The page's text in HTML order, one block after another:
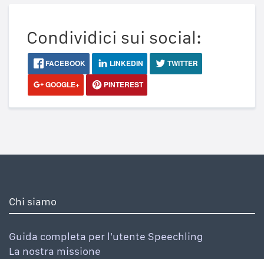
Condividici sui social:
FACEBOOK LINKEDIN
TWITTER
GOOGLE+
PINTEREST
Chi siamo
Guida completa per l'utente Speechling
La nostra missione